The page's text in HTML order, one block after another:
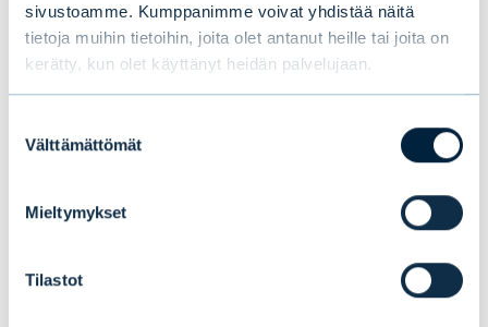
sivustoamme. Kumppanimme voivat yhdistää näitä
tietoja muihin tietoihin, joita olet antanut heille tai joita on
kerätty, kun olet käyttänyt heidän palvelujaan.
valinta
Välttämättömät
Mieltymykset
Tilastot
Hans-Kristian Sjöholm
osakesijoitusjohtaja, Evli-Rahastoyhtiö Oy
hans-kristian.sjoholm@evli.com
Kiinnostaako